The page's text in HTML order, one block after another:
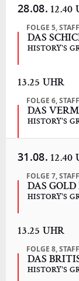
28.08. 12.40
FOLGE 5,
DAS
HISTORY'S
13.25 UHR
FOLGE 6,
DAS
HISTORY'S
31.08. 12.40
FOLGE 7,
DAS GOLD
HISTORY'S
13.25 UHR
FOLGE 8,
DAS
HISTORY'S